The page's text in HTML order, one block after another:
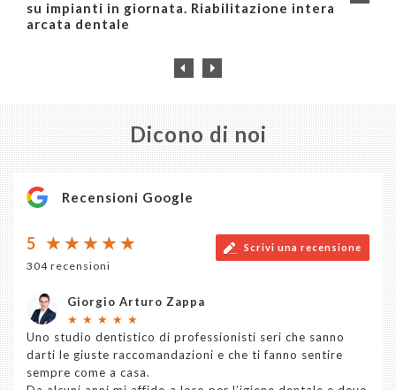
su impianti in giornata. Riabilitazione intera
arcata dentale
Dicono di noi
Recensioni Google
5
304 recensioni
Scrivi una recensione
Giorgio Arturo Zappa
★ ★ ★ ★ ★
Uno studio dentistico di professionisti seri che sanno
darti le giuste raccomandazioni e che ti fanno sentire
sempre come a casa.